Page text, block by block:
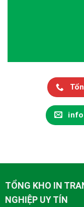
TỔNG KHO IN
NGHIỆP UY TÍN